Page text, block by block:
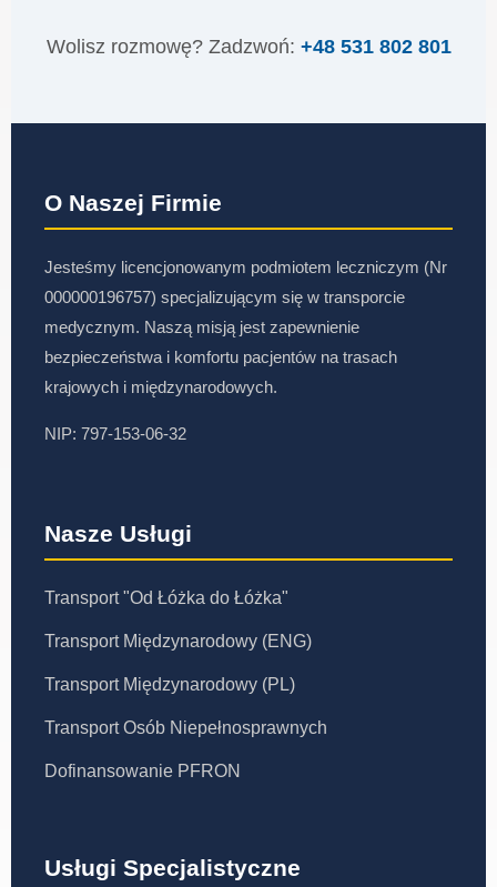
Wolisz rozmowę? Zadzwoń: +48 531 802 801
O Naszej Firmie
Jesteśmy licencjonowanym podmiotem leczniczym (Nr
000000196757) specjalizującym się w transporcie
medycznym. Naszą misją jest zapewnienie
bezpieczeństwa i komfortu pacjentów na trasach
krajowych i międzynarodowych.
NIP: 797-153-06-32
Nasze Usługi
Transport "Od Łóżka do Łóżka"
Transport Międzynarodowy (ENG)
Transport Międzynarodowy (PL)
Transport Osób Niepełnosprawnych
Dofinansowanie PFRON
Usługi Specjalistyczne